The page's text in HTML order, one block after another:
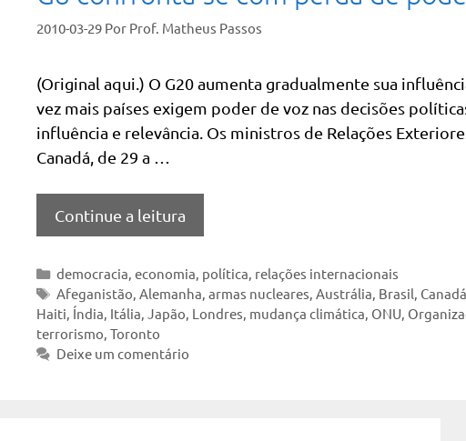
2010-03-29 Por Prof. Matheus Passos
(Original aqui.) O G20 aumenta gradualmente sua
vez mais países exigem poder de voz nas decisões
influência e relevância. Os ministros de Relações
Canadá, de 29 a …
Continue a leitura
Categorias
democracia,economia, política, relações internacionais
Tags
Afeganistão,Alemanha,armas nucleares,Austrália, Brasil, Canadá
Haiti, Índia, Itália, Japão, Londres, mudança climática, ONU,
terrorismo, Toronto
Deixe um comentário